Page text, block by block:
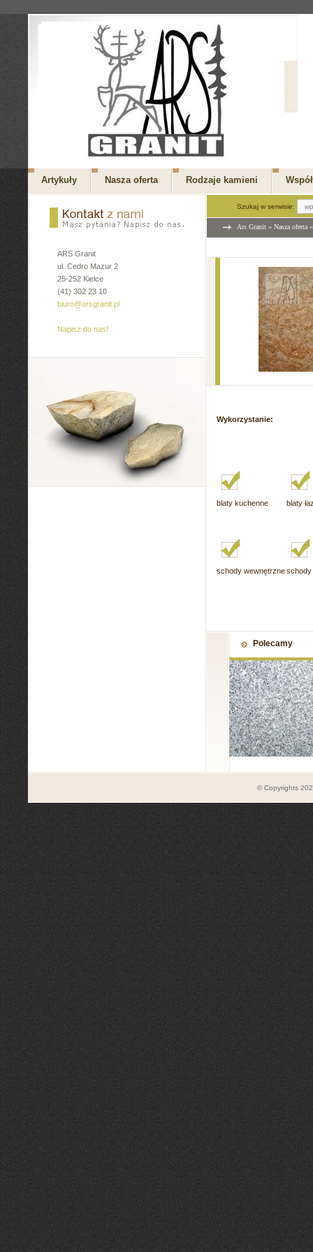
Artykuły Nasza oferta Rodzaje kamieni
ARS Granit
ul. Cedro Mazur 2
25-252 Kielce
(41) 302 23 10
biuro@arsgranit.pl
Napisz do nas!
Szukaj w serwisie:
Ars Granit » Nasza oferta
Wykorzystanie:
blaty kuchenne blaty
schody wewnętrzneschody
Polecamy
© Copyrights